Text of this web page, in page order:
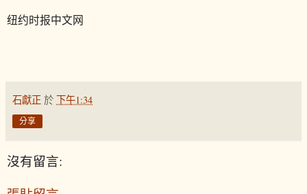
纽约时报中文网
石獻正 於 下午1:34
分享
沒有留言: